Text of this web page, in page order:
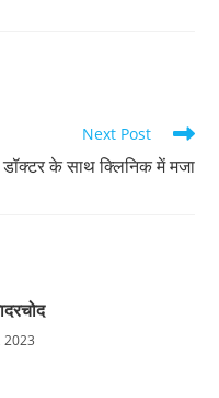
Next Post
डॉक्टर के साथ क्लिनिक में मजा
2023